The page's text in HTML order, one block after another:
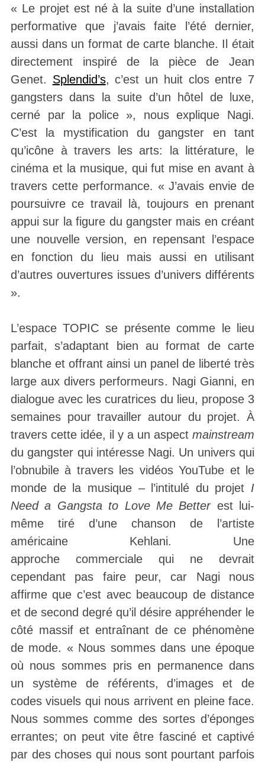
« Le projet est né à la suite d’une installation
performative que j’avais faite l’été dernier,
aussi dans un format de carte blanche. Il était
directement inspiré de la pièce de Jean
Genet. Splendid’s, c’est un huit clos entre 7
gangsters dans la suite d’un hôtel de luxe,
cerné par la police », nous explique Nagi.
C’est la mystification du gangster en tant
qu’icône à travers les arts: la littérature, le
cinéma et la musique, qui fut mise en avant à
travers cette performance. « J’avais envie de
poursuivre ce travail là, toujours en prenant
appui sur la figure du gangster mais en créant
une nouvelle version, en repensant l’espace
en fonction du lieu mais aussi en utilisant
d’autres ouvertures issues d’univers différents
».
L’espace TOPIC se présente comme le lieu
parfait, s’adaptant bien au format de carte
blanche et offrant ainsi un panel de liberté très
large aux divers performeurs. Nagi Gianni, en
dialogue avec les curatrices du lieu, propose 3
semaines pour travailler autour du projet. À
travers cette idée, il y a un aspectmainstream
du gangster qui intéresse Nagi. Un univers qui
l’obnubile à travers les vidéos YouTube et le
monde de la musique – l’intitulé du projet I
Need a Gangsta to Love Me Betterest lui-
même tiré d’une chanson de l’artiste
américaine Kehlani. Une
approche commerciale qui ne devrait
cependant pas faire peur, car Nagi nous
affirme que c’est avec beaucoup de distance
et de second degré qu’il désire appréhender le
côté massif et entraînant de ce phénomène
de mode. « Nous sommes dans une époque
où nous sommes pris en permanence dans
un système de référents, d’images et de
codes visuels qui nous arrivent en pleine face.
Nous sommes comme des sortes d’éponges
errantes; on peut vite être fasciné et captivé
par des choses qui nous sont pourtant parfois